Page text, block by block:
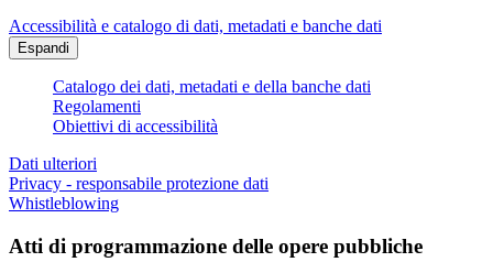
Accessibilità e catalogo di dati, metadati e banche dati
Espandi
Catalogo dei dati, metadati e della banche dati
Regolamenti
Obiettivi di accessibilità
Dati ulteriori
Privacy - responsabile protezione dati
Whistleblowing
Atti di programmazione delle opere pubbliche